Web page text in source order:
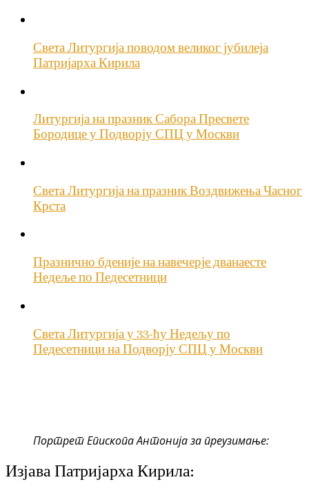
Света Литургија поводом великог јубилеја
Патријарха Кирила
Литургија на празник Сабора Пресвете
Бородице у Подворју СПЦ у Москви
Света Литургија на празник Воздвижења Часног
Крста
Празнично бденије на навечерје дванаесте
Недеље по Педесетници
Света Литургија у 33-ћу Недељу по
Педесетници на Подворју СПЦ у Москви
Портрет Епископа Антонија за преузимање:
Изјава Патријарха Кирила: